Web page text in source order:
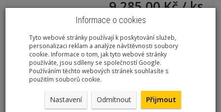
9 285,00 Kč/ ks
Dílenský stůl 1500 x 700 x 840 mm
Informace o cookies
Tyto webové stránky používají k poskytování služeb,
personalizaci reklam a analýze návštěvnosti soubory
cookie. Informace o tom, jak tyto webové stránky
používáte, jsou sdíleny se společností Google.
Používáním těchto webových stránek souhlasíte s
použitím souborů cookie.
Nastavení Odmítnout Přijmout